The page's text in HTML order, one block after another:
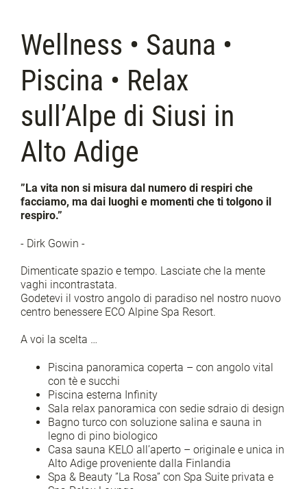
Wellness • Sauna •
Piscina • Relax
sull’Alpe di Siusi in
Alto Adige
”La vita non si misura dal numero di respiri che
facciamo, ma dai luoghi e momenti che ti tolgono il
respiro.”
- Dirk Gowin -
Dimenticate spazio e tempo. Lasciate che la mente
vaghi incontrastata.
Godetevi il vostro angolo di paradiso nel nostro nuovo
centro benessere ECO Alpine Spa Resort.
A voi la scelta …
Piscina panoramica coperta – con angolo vital
con tè e succhi
Piscina esterna Infinity
Sala relax panoramica con sedie sdraio di design
Bagno turco con soluzione salina e sauna in
legno di pino biologico
Casa sauna KELO all’aperto – originale e unica in
Alto Adige proveniente dalla Finlandia
Spa & Beauty ”La Rosa” con Spa Suite privata e